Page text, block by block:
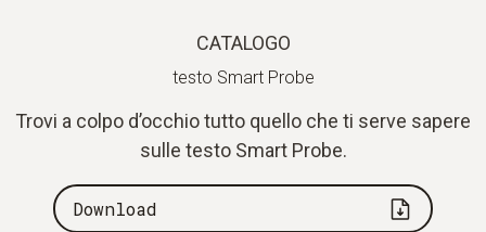
CATALOGO
testo Smart Probe
Trovi a colpo d’occhio tutto quello che ti serve sapere
sulle testo Smart Probe.
Download